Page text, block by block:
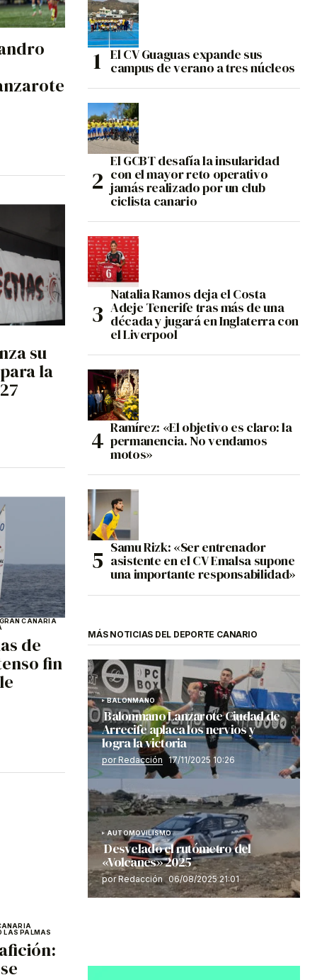
su
la
GRAN CANARIA
de
fin
LAS PALMAS
El CV Guaguas expande sus
campus de verano a tres núcleos
El GCBT desafía la insularidad
con el mayor reto operativo
jamás realizado por un club
ciclista canario
Natalia Ramos deja el Costa
Adeje Tenerife tras más de una
década y jugará en Inglaterra con
el Liverpool
Ramírez: «El objetivo es claro: la
permanencia. No vendamos
motos»
Samu Rizk: «Ser entrenador
asistente en el CV Emalsa supone
una importante responsabilidad»
MÁS NOTICIAS DEL DEPORTE CANARIO
BALONMANO
Balonmano Lanzarote Ciudad de
Arrecife aplaca los nervios y
logra la victoria
por Redacción 17/11/2025 10:26
AUTOMOVILISMO
Desvelado el rutómetro del
«Volcanes» 2025
por Redacción 06/08/2025 21:01